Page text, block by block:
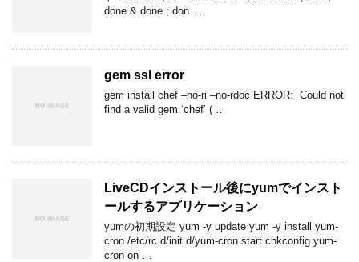
done & done ; don …
gem ssl error
gem install chef –no-ri –no-rdoc ERROR: Could not
find a valid gem ‘chef’ ( …
LiveCDインストール後にyumでインスト
ールするアプリケーション
yumの初期設定 yum -y update yum -y install yum-
cron /etc/rc.d/init.d/yum-cron start chkconfig yum-
cron on …